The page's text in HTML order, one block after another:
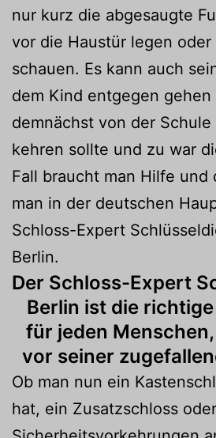
nur kurz die abgesaugte
vor die Haustür legen
schauen. Es kann auch
dem Kind entgegen
demnächst von der Schule
kehren sollte und zu war
Fall braucht man Hilfe und
man in der deutschen
Schloss-Expert
Berlin.
Der Schloss-Expert
Berlin ist die
für jeden
vor seiner
Ob man nun ein
hat, ein Zusatzschloss